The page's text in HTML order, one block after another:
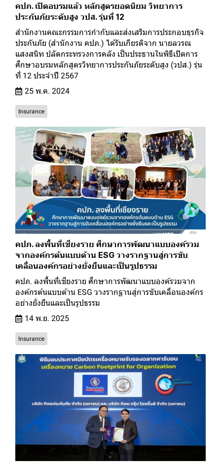
คปภ. เปิดอบรมแล้ว หลักสูตรยอดนิยม วิทยาการ
ประกันภัยระดับสูง วปส. รุ่นที่ 12
สำนักงานคณะกรรมการกำกับและส่งเสริมการประกอบธุรกิจ
ประกันภัย (สำนักงาน คปภ.) ได้รับเกียรติจาก นายลวรณ
แสงสนิท ปลัดกระทรวงการคลัง เป็นประธานในพิธีเปิดการ
ศึกษาอบรมหลักสูตรวิทยาการประกันภัยระดับสูง (วปส.) รุ่น
ที่ 12 ประจำปี 2567
25 พ.ค. 2024
Insurance
คปภ. ลงพื้นที่เชียงราย ศึกษาการพัฒนาแบบองค์รวม
จากองค์กรต้นแบบด้าน ESG วางรากฐานสู่การขับ
เคลื่อนองค์กรอย่างยั่งยืนและเป็นรูปธรรม
คปภ. ลงพื้นที่เชียงราย ศึกษาการพัฒนาแบบองค์รวมจาก
องค์กรต้นแบบด้าน ESG วางรากฐานสู่การขับเคลื่อนองค์กร
อย่างยั่งยืนและเป็นรูปธรรม
14 พ.ย. 2025
Insurance